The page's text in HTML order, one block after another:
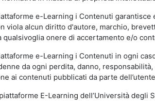
e-Learning i Contenuti
viola alcun diritto d'autore, marchio,
qualsivoglia onere di accertamento e/o
e-Learning i Contenuti in ogni
da ogni perdita, danno,
ai contenuti pubblicati da parte
E-Learning dell’Università